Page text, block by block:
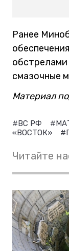
Ранее
смазочные
Материал
#ВС РФ
«ВОСТОК»
Читайте